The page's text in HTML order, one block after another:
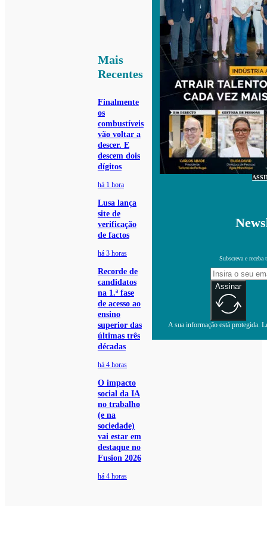
Mais
Recentes
Finalmente
os
combustíveis
vão voltar a
descer. E
descem dois
dígitos
há 1 hora
Lusa lança
site de
verificação
de factos
há 3 horas
Recorde de
candidatos
na 1.ª fase
de acesso ao
ensino
superior das
últimas três
décadas
há 4 horas
O impacto
social da IA
no trabalho
(e na
sociedade)
vai estar em
destaque no
Fusion 2026
há 4 horas
Subscreva e receba
Assinar
A sua informação está protegida.